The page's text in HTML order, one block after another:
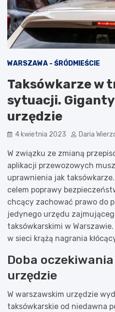
WARSZAWA - ŚRÓDMIEŚCIE
Taksówkarze w
sytuacji.
urzędzie
4 kwietnia 2023 Daria
W związku ze zmianą
aplikacji przewozowych
uprawnienia jak
celem poprawy
chcący zachować prawo do
jedynego urzędu
taksówkarskimi w
w sieci krążą nagrania
Doba
urzędzie
W warszawskim urzędzie
taksówkarskie od niedawna